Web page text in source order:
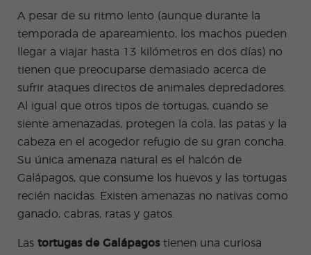
A pesar de su ritmo lento (aunque durante la
temporada de apareamiento, los machos pueden
llegar a viajar hasta 13 kilómetros en dos días) no
tienen que preocuparse demasiado acerca de
sufrir ataques directos de animales depredadores.
Al igual que otros tipos de tortugas, cuando se
siente amenazadas, protegen la cola, las patas y la
cabeza en el acogedor refugio de su gran concha
Su única amenaza natural es el halcón de
Galápagos, que consume los huevos y las tortugas
recién nacidas. Existen amenazas no nativas como
ganado, cabras, ratas y gatos.
Las tortugas de Galápagos tienen una curiosa